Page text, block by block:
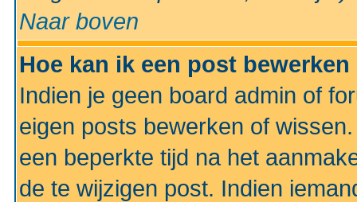
Naar boven
Hoe kan ik een post
Indien je geen board admin of
eigen posts bewerken of
een beperkte tijd na het
de te wijzigen post. Indien